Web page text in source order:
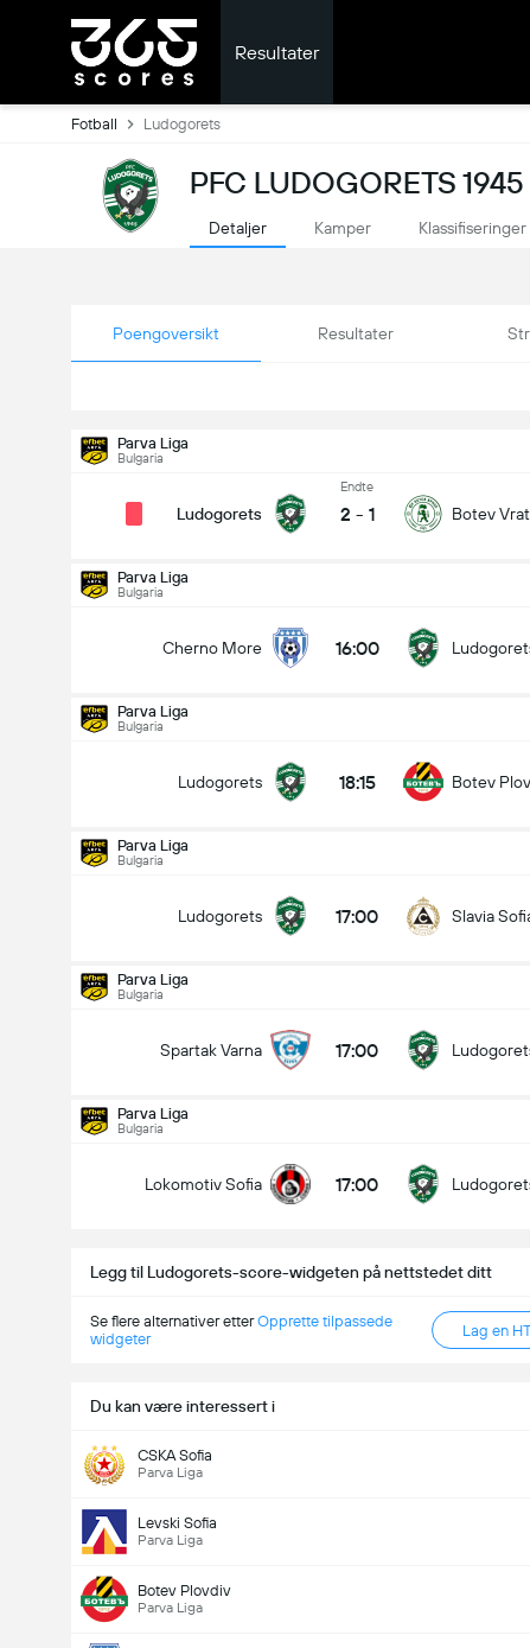
Resultater
Fotball Ludogorets
PFC LUDOGORETS
Detaljer Kamper Klassifiseringer
Poengoversikt Resultater
Parva Liga
Bulgaria
Ludogorets
Endte
2 - 1 Botev
Parva Liga
Bulgaria
Cherno More 16:00
Parva Liga
Bulgaria
Ludogorets 18:15 Botev
Parva Liga
Bulgaria
Ludogorets 17:00 Slavia
Parva Liga
Bulgaria
Spartak Varna 17:00
Parva Liga
Bulgaria
Lokomotiv Sofia 17:00
Legg til Ludogorets-score-widgeten på nettstedet ditt
Se flere alternativer etterOpprette tilpassede
widgeter
Lag en
Du kan være interessert i
CSKA Sofia
Parva Liga
Levski Sofia
Parva Liga
Botev Plovdiv
Parva Liga
18:15 Botev Plovdiv
Totalt mål i kamp (2.5)